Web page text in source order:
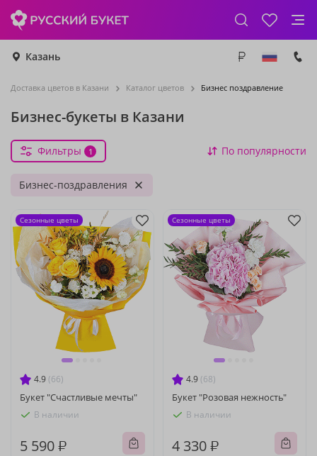
Казань
Доставка цветов в Казани Каталог цветов Бизнес поздравление
Бизнес-букеты в Казани
Фильтры 1 По популярности
Бизнес-поздравления
4.9 (66)
Букет "Счастливые мечты"
В наличии
5 590 ₽
Сезонные цветы
4.9 (68)
Букет "Розовая нежность"
В наличии
4 330 ₽
Сезонные цветы